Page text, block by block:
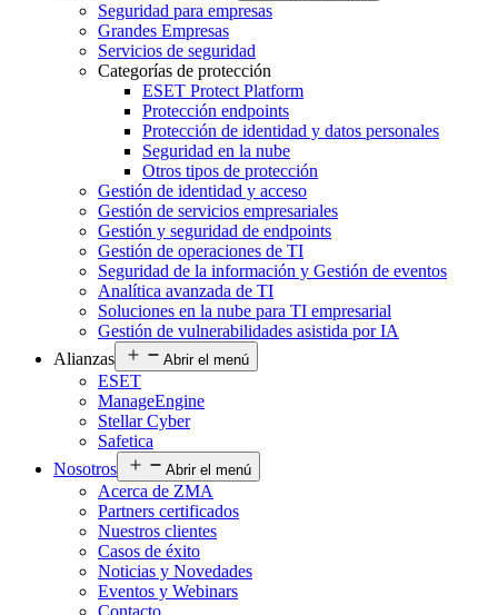
Seguridad para empresas
Grandes Empresas
Servicios de seguridad
Categorías de protección
ESET Protect Platform
Protección endpoints
Protección de identidad y datos personales
Seguridad en la nube
Otros tipos de protección
Gestión de identidad y acceso
Gestión de servicios empresariales
Gestión y seguridad de endpoints
Gestión de operaciones de TI
Seguridad de la información y Gestión de eventos
Analítica avanzada de TI
Soluciones en la nube para TI empresarial
Gestión de vulnerabilidades asistida por IA
Alianzas
Abrir el menú
ESET
ManageEngine
Stellar Cyber
Safetica
Nosotros
Abrir el menú
Acerca de ZMA
Partners certificados
Nuestros clientes
Casos de éxito
Noticias y Novedades
Eventos y Webinars
Contacto